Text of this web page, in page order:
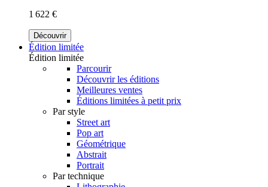
1 622 €
Découvrir
Édition limitée
Édition limitée
Parcourir
Découvrir les éditions
Meilleures ventes
Éditions limitées à petit prix
Par style
Street art
Pop art
Géométrique
Abstrait
Portrait
Par technique